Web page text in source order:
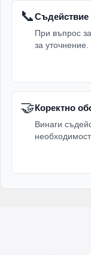
📞
При въпрос
за уточнение.
🤝Коректно
Винаги